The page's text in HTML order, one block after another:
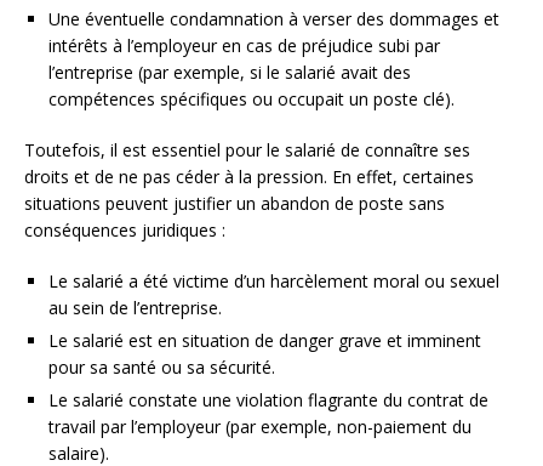
Une éventuelle condamnation à verser des dommages et
intérêts à l’employeur en cas de préjudice subi par
l’entreprise (par exemple, si le salarié avait des
compétences spécifiques ou occupait un poste clé).
Toutefois, il est essentiel pour le salarié de connaître ses
droits et de ne pas céder à la pression. En effet, certaines
situations peuvent justifier un abandon de poste sans
conséquences juridiques :
Le salarié a été victime d’un harcèlement moral ou sexuel
au sein de l’entreprise.
Le salarié est en situation de danger grave et imminent
pour sa santé ou sa sécurité.
Le salarié constate une violation flagrante du contrat de
travail par l’employeur (par exemple, non-paiement du
salaire).